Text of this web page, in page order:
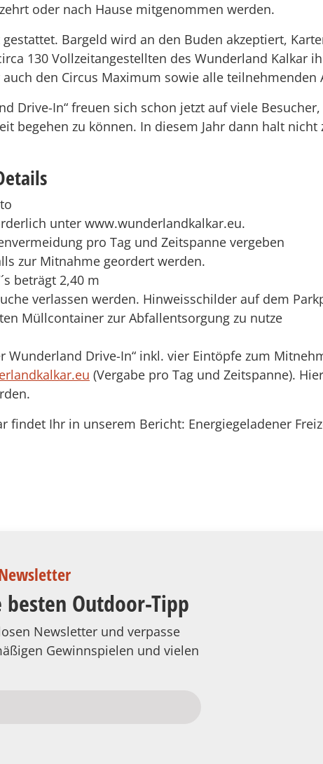
oder nach Hause mitgenommen werden.
Bargeld wird an den Buden akzeptiert,
130 Vollzeitangestellten des Wunderland Kalkar
den Circus Maximum sowie alle teilnehmenden
Drive-In“ freuen sich schon jetzt auf viele
begehen zu können. In diesem Jahr dann halt
unter www.wunderlandkalkar.eu.
pro Tag und Zeitspanne vergeben
zur Mitnahme geordert werden.
beträgt 2,40 m
verlassen werden. Hinweisschilder auf dem
Müllcontainer zur Abfallentsorgung zu nutze
Wunderland Drive-In“ inkl. vier Eintöpfe zum
(Vergabe pro Tag und Zeitspanne).
findet Ihr in unserem Bericht: Energiegeladener
besten Outdoor-Tipp
Newsletter und verpasse
Gewinnspielen und vielen